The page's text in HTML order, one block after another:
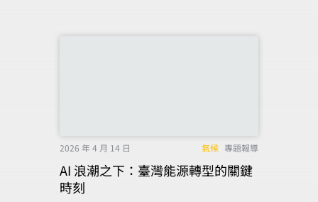
2026 年 4 月 14 日 氣候 專題報導
AI 浪潮之下：臺灣能源轉型的關鍵
時刻